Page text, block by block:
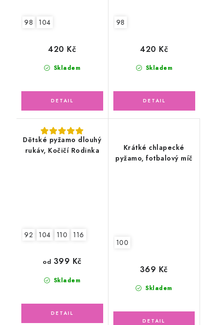
98 104
Skladem
420 Kč
98
Skladem
420 Kč
Dětské pyžamo dlouhý
rukáv, Kočičí Rodinka
92 104 110 116
Skladem
od 399 Kč
Krátké chlapecké
pyžamo, fotbalový míč
100
Skladem
369 Kč